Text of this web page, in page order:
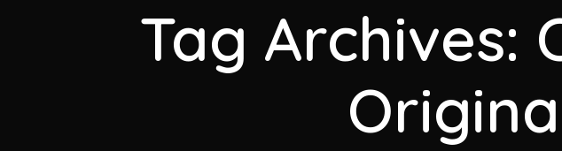
Tag Archives: